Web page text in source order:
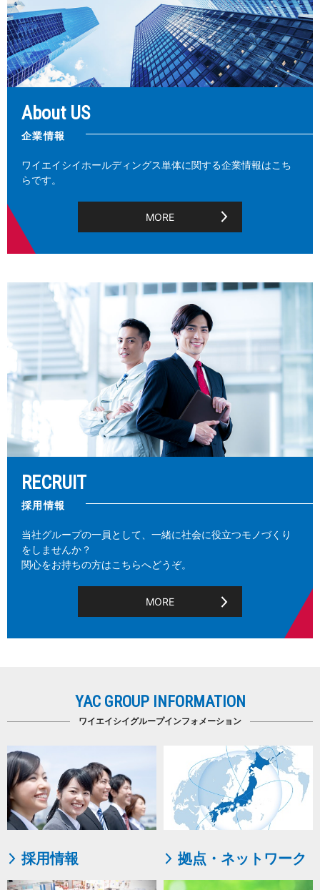
About US
企業情報
ワイエイシイホールディングス単体に関する企業情報はこち
らです。
MORE
RECRUIT
採用情報
当社グループの一員として、一緒に社会に役立つモノづくり
をしませんか？
関心をお持ちの方はこちらへどうぞ。
MORE
YAC GROUP INFORMATION
ワイエイシイグループインフォメーション
採用情報 拠点・ネットワーク